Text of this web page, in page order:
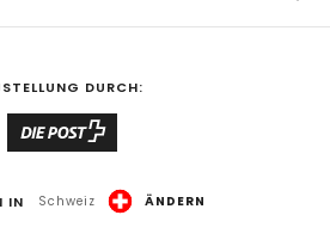
DURCH:
IN Schweiz ÄNDERN